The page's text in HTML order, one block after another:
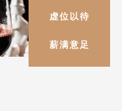
虚位以待
薪满意足